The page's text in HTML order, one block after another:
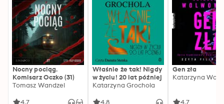
Nocny pociąg.
Komisarz Oczko (31)
Tomasz Wandzel
4.7
Właśnie że tak! Nigdy
w życiu! 20 lat później
Katarzyna Grochola
4.8
Gen zła
Katarzyna
4.7